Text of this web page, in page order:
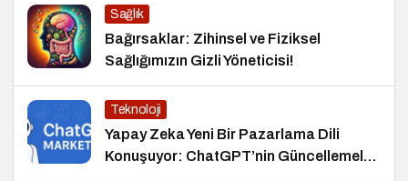
Sağlık
Bağırsaklar: Zihinsel ve Fiziksel
Sağlığımızın Gizli Yöneticisi!
Teknoloji
Yapay Zeka Yeni Bir Pazarlama Dili
Konuşuyor: ChatGPT’nin Güncellemeleri
ve Markalara Yönelik Fırsatlar